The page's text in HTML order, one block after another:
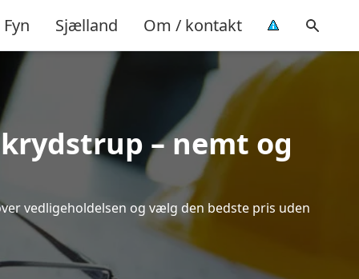
Fyn Sjælland Om / kontakt
– nemt og
vedligeholdelsen og vælg den bedste pris uden